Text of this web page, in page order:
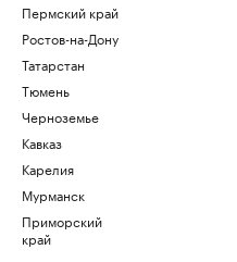
Пермский край
Ростов-на-Дону
Татарстан
Тюмень
Черноземье
Кавказ
Карелия
Мурманск
Приморский
край